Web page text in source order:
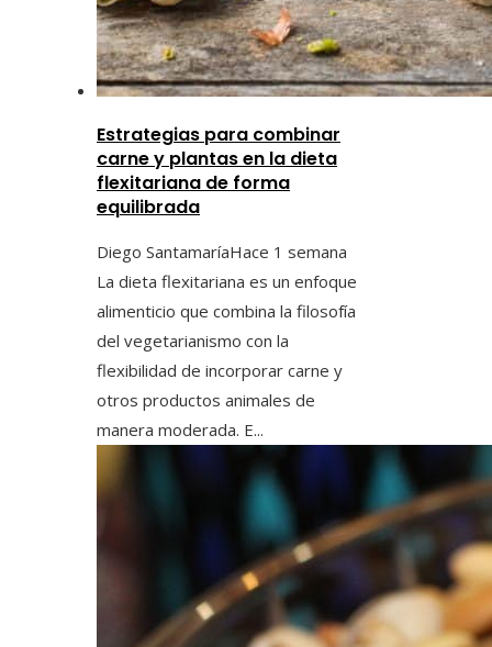
Estrategias para combinar
carne y plantas en la dieta
flexitariana de forma
equilibrada
Diego SantamaríaHace 1 semana
La dieta flexitariana es un enfoque
alimenticio que combina la filosofía
del vegetarianismo con la
flexibilidad de incorporar carne y
otros productos animales de
manera moderada. E...